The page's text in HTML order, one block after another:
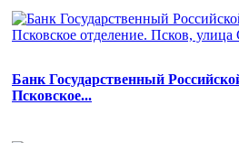
Банк Государственный
Псковское...